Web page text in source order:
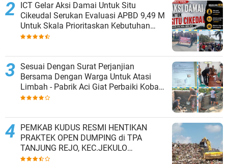
ICT Gelar Aksi Damai Untuk Situ
Cikeudal Serukan Evaluasi APBD 9,49 M
Untuk Skala Prioritaskan Kebutuhan
Dasar Masyarakat Belum Saat nya
Sesuai Dengan Surat Perjanjian
Bersama Dengan Warga Untuk Atasi
Limbah - Pabrik Aci Giat Perbaiki Kobak
Penampungan Air
PEMKAB KUDUS RESMI HENTIKAN
PRAKTEK OPEN DUMPING di TPA
TANJUNG REJO, KEC.JEKULO
KAB.KUDUS,BERLAKUKAN SISTEM